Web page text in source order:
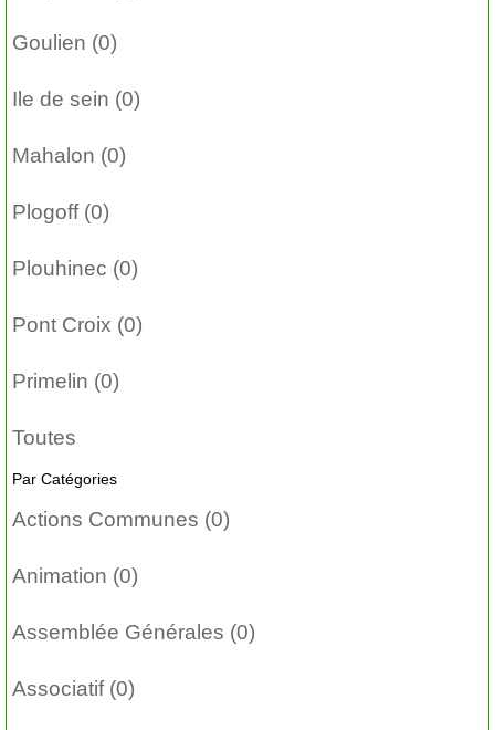
Goulien (0)
Ile de sein (0)
Mahalon (0)
Plogoff (0)
Plouhinec (0)
Pont Croix (0)
Primelin (0)
Toutes
Par Catégories
Actions Communes (0)
Animation (0)
Assemblée Générales (0)
Associatif (0)